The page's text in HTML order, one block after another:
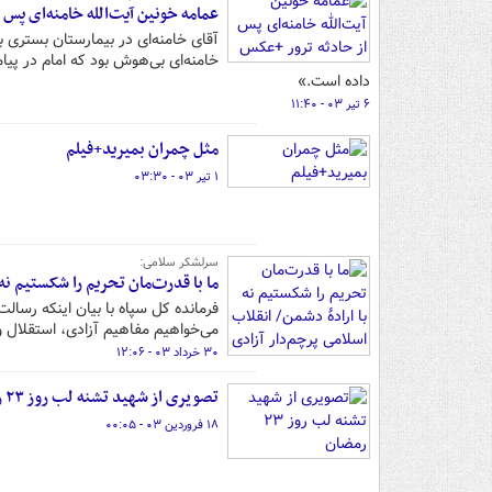
عمامه خونین آیت‌الله خامنه‌ای
آقای خامنه‌ای در بیمارستان
خامنه‌ای بی‌هوش بود که امام در
داده است.»
۶ تیر ۰۳ - ۱۱:۴۰
مثل چمران بمیرید+فیلم
۱ تیر ۰۳ - ۰۳:۳۰
سرلشکر سلامی:
ما با قدرت‌مان تحریم را شکستیم
فرمانده کل سپاه با بیان اینکه
می‌خواهیم مفاهیم آزادی،
۳۰ خرداد ۰۳ - ۱۲:۰۶
تصویری از شهید تشنه لب روز ۲۳ رمضان
۱۸ فروردین ۰۳ - ۰۰:۰۵